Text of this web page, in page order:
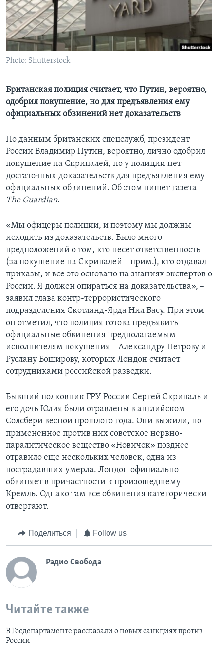
Learning English
СОЦИАЛЬНЫЕ СЕТИ
Языки
Photo: Shutterstock
Британская полиция считает, что Путин, вероятно,
одобрил покушение, но для предъявления ему
официальных обвинений нет доказательств
По данным британских спецслужб, президент
России Владимир Путин, вероятно, лично одобрил
покушение на Скрипалей, но у полиции нет
достаточных доказательств для предъявления ему
официальных обвинений. Об этом пишет газета
The Guardian.
«Мы офицеры полиции, и поэтому мы должны
исходить из доказательств. Было много
предположений о том, кто несет ответственность
(за покушение на Скрипалей – прим.), кто отдавал
приказы, и все это основано на знаниях экспертов о
России. Я должен опираться на доказательства», –
заявил глава контр-террористического
подразделения Скотланд-Ярда Нил Басу. При этом
он отметил, что полиция готова предъявить
официальные обвинения предполагаемым
исполнителям покушения – Александру Петрову и
Руслану Боширову, которых Лондон считает
сотрудниками российской разведки.
Бывший полковник ГРУ России Сергей Скрипаль и
его дочь Юлия были отравлены в английском
Солсбери весной прошлого года. Они выжили, но
примененное против них советское нервно-
паралитическое вещество «Новичок» позднее
отравило еще нескольких человек, одна из
пострадавших умерла. Лондон официально
обвиняет в причастности к произошедшему
Кремль. Однако там все обвинения категорически
отвергают.
Поделиться Follow us
Радио Свобода
Читайте также
В Госдепартаменте рассказали о новых санкциях против
России